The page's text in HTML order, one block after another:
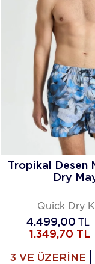
Tropikal Desen
Dry
Quick Dry
4.499,00TL
1.349,70 TL
3 VE ÜZERİNE